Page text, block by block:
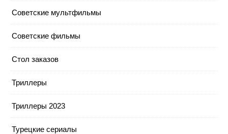
Советские мультфильмы
Советские фильмы
Стол заказов
Триллеры
Триллеры 2023
Турецкие сериалы